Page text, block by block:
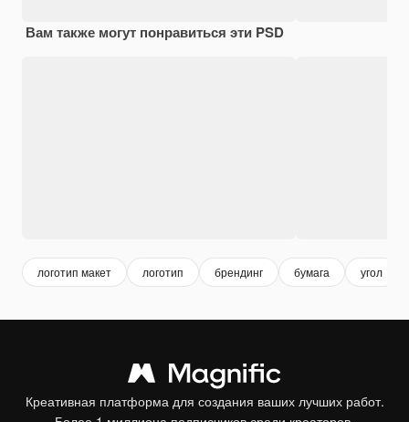
Вам также могут понравиться эти PSD
логотип макет логотип брендинг бумага угол
Креативная платформа для создания ваших лучших работ.